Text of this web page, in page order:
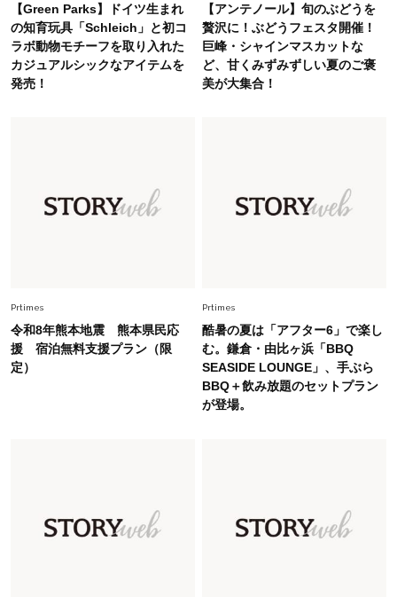
Fashion 2026.7.16
白黒でもこんなに華やぐ！40代、夏の「甘めト
ップス×パンツ」コーデ〈3選〉
Fashion 2026.6.26
今、40代の「メガネ＆サングラス」のトレンド
に更新あり！“黒ぶち以外”が新定番に
【40代のTシャツコーデ】超ビッグサイズ×きれ
いめハーフパンツでモードに昇華
【Green Parks】ドイツ生まれ
の知育玩具「Schleich」と初コ
ラボ動物モチーフを取り入れた
カジュアルシックなアイテムを
発売！
【アンテノール】旬のぶどうを
贅沢に！ぶどうフェスタ開催！
巨峰・シャインマスカットな
ど、甘くみずみずしい夏のご褒
美が大集合！
Prtimes
令和8年熊本地震 熊本県民応
援 宿泊無料支援プラン（限
定）
Prtimes
酷暑の夏は「アフター6」で楽し
む。鎌倉・由比ヶ浜「BBQ
SEASIDE LOUNGE」、手ぶら
BBQ＋飲み放題のセットプラン
が登場。